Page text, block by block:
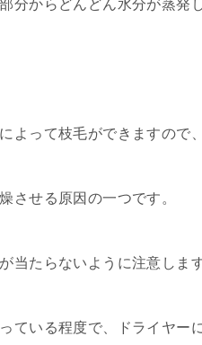
分からどんどん水分が蒸発
よって枝毛ができますので
させる原因の一つです。
当たらないように注意します
ている程度で、ドライヤー